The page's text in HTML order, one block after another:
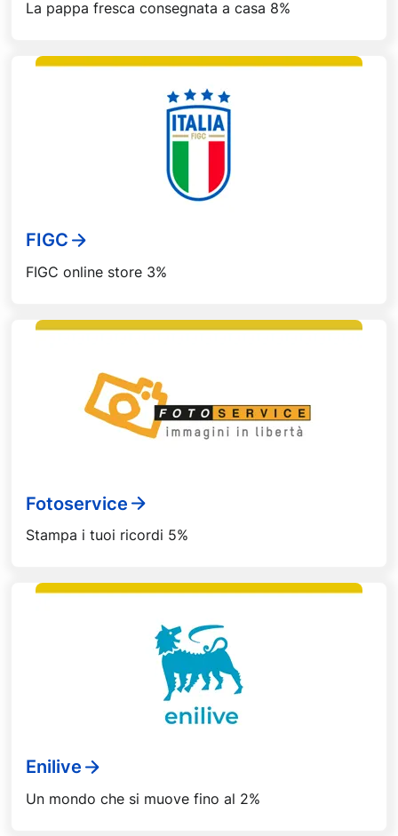
La pappa fresca consegnata a casa 8%
FIGC
FIGC online store 3%
Fotoservice
Stampa i tuoi ricordi 5%
Enilive
Un mondo che si muove fino al 2%